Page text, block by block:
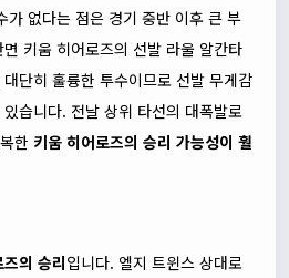
가 없다는 점은 경기 중반 이후 큰 부
키움 히어로즈의 선발 라울 알칸타
단히 훌륭한 투수이므로 선발 무게감
습니다. 전날 상위 타선의 대폭발로
한 키움 히어로즈의 승리 가능성이 훨
의 승리입니다. 엘지 트윈스 상대로